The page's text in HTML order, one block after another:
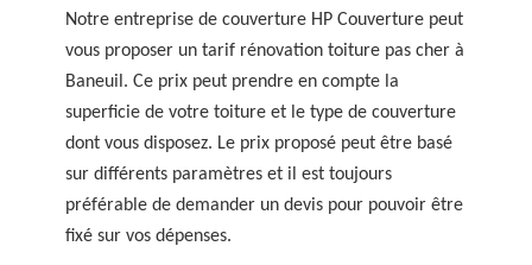
Notre entreprise de couverture HP Couverture peut
vous proposer un tarif rénovation toiture pas cher à
Baneuil. Ce prix peut prendre en compte la
superficie de votre toiture et le type de couverture
dont vous disposez. Le prix proposé peut être basé
sur différents paramètres et il est toujours
préférable de demander un devis pour pouvoir être
fixé sur vos dépenses.